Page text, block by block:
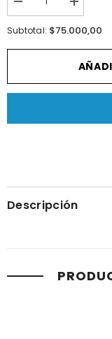
Error:
Missing
interpolation
value
&quot;producto&quot;
{{
I18n
Error:
Missing
value
for
{{
Subtotal: $75.000,00
Descripción